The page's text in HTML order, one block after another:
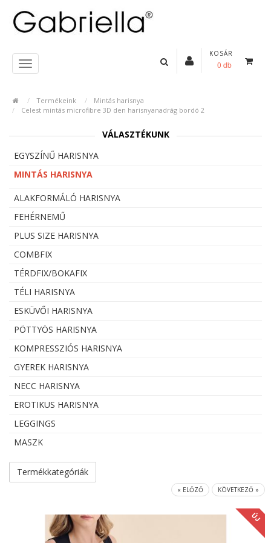
KOSÁR
0 db
Termékeink
Mintás harisnya
Celest mintás microfibre 3D den harisnyanadrág bordó 2
VÁLASZTÉKUNK
EGYSZÍNŰ HARISNYA
MINTÁS HARISNYA
ALAKFORMÁLÓ HARISNYA
FEHÉRNEMŰ
PLUS SIZE HARISNYA
COMBFIX
TÉRDFIX/BOKAFIX
TÉLI HARISNYA
ESKÜVŐI HARISNYA
PÖTTYÖS HARISNYA
KOMPRESSZIÓS HARISNYA
GYEREK HARISNYA
NECC HARISNYA
EROTIKUS HARISNYA
LEGGINGS
MASZK
Termékkategóriák
« ELŐZŐ KÖVETKEZŐ »
ÚJ